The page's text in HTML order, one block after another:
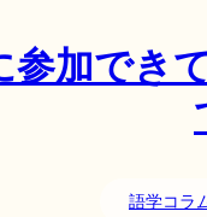
参加で
語学コラ